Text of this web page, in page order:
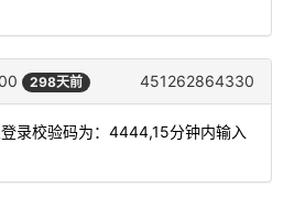
298天前 451262864330
登录校验码为：4444,15分钟内输入